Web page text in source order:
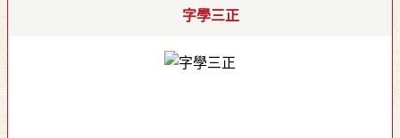
字學三正